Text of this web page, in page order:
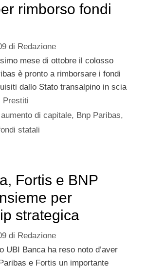
rimborso fondi
di Redazione
mese di ottobre il colosso
è pronto a rimborsare i fondi
dallo Stato transalpino in scia
Prestiti
aumento di capitale, Bnp Paribas,
statali
Fortis e BNP
per
strategica
di Redazione
UBI Banca ha reso noto d’aver
e Fortis un importante